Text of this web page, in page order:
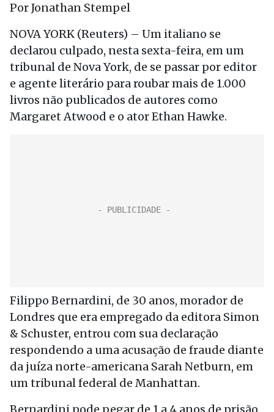
Por Jonathan Stempel
NOVA YORK (Reuters) – Um italiano se
declarou culpado, nesta sexta-feira, em um
tribunal de Nova York, de se passar por editor
e agente literário para roubar mais de 1.000
livros não publicados de autores como
Margaret Atwood e o ator Ethan Hawke.
Filippo Bernardini, de 30 anos, morador de
Londres que era empregado da editora Simon
& Schuster, entrou com sua declaração
respondendo a uma acusação de fraude diante
da juíza norte-americana Sarah Netburn, em
um tribunal federal de Manhattan.